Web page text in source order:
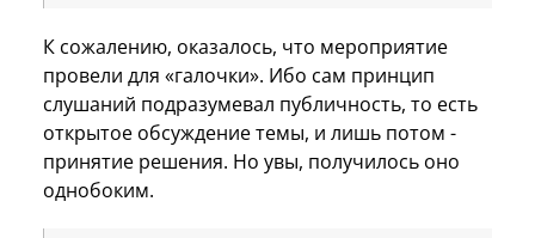
К сожалению, оказалось, что мероприятие
провели для «галочки». Ибо сам принцип
слушаний подразумевал публичность, то есть
открытое обсуждение темы, и лишь потом -
принятие решения. Но увы, получилось оно
однобоким.